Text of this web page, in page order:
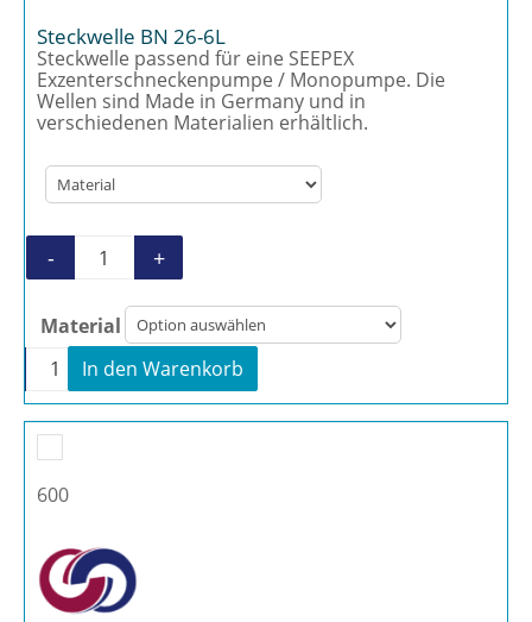
Steckwelle BN 26-6L
Steckwelle passend für eine SEEPEX
Exzenterschneckenpumpe / Monopumpe. Die
Wellen sind Made in Germany und in
verschiedenen Materialien erhältlich.
Steckwelle BN 26-6L Menge
- +
Material
Steckwelle BN 26-6L Menge
+
In den Warenkorb
600